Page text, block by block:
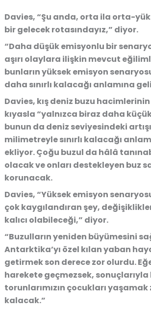
Davies, “Şu anda, orta ila orta-
bir gelecek rotasındayız,” diyor.
“Daha düşük emisyonlu bir
aşırı olaylara ilişkin mevcut
bunların yüksek emisyon
daha sınırlı kalacağı anlamına
Davies, kış deniz buzu
kıyasla “yalnızca biraz daha
bunun da deniz seviyesindeki
milimetreyle sınırlı kalacağı
ekliyor. Çoğu buzul da hâlâ
olacak ve onları destekleyen buz
korunacak.
Davies, “Yüksek emisyon
çok kaygılandıran şey,
kalıcı olabileceği,” diyor.
“Buzulların yeniden büyümesini
Antarktika’yı özel kılan yaban
getirmek son derece zor olurdu.
harekete geçmezsek, sonuçlarıyla
torunlarımızın çocukları
kalacak.”